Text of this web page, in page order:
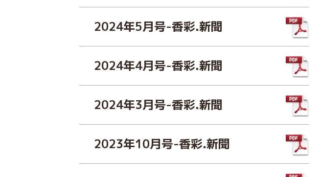
2024年5月号-香彩.新聞
2024年4月号-香彩.新聞
2024年3月号-香彩.新聞
2023年10月号-香彩.新聞